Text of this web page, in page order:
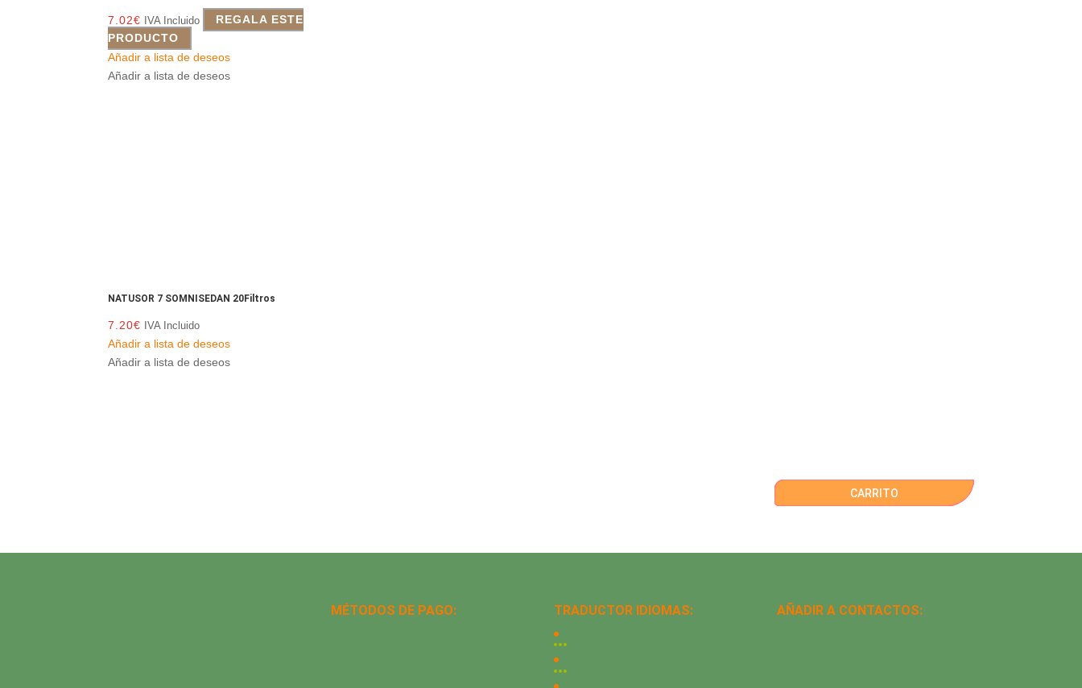
7.02€ IVA Incluido
REGALA ESTE
PRODUCTO
Añadir a lista de deseos
Añadir a lista de deseos
NATUSOR 7 SOMNISEDAN 20Filtros
7.20€ IVA Incluido
Añadir a lista de deseos
Añadir a lista de deseos
CARRITO
MÉTODOS DE PAGO: TRADUCTOR IDIOMAS: AÑADIR A CONTACTOS: